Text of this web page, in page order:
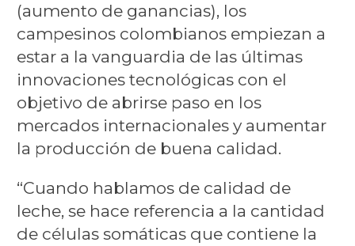
(aumento de ganancias), los
campesinos colombianos empiezan a
estar a la vanguardia de las últimas
innovaciones tecnológicas con el
objetivo de abrirse paso en los
mercados internacionales y aumentar
la producción de buena calidad.
“Cuando hablamos de calidad de
leche, se hace referencia a la cantidad
de células somáticas que contiene la